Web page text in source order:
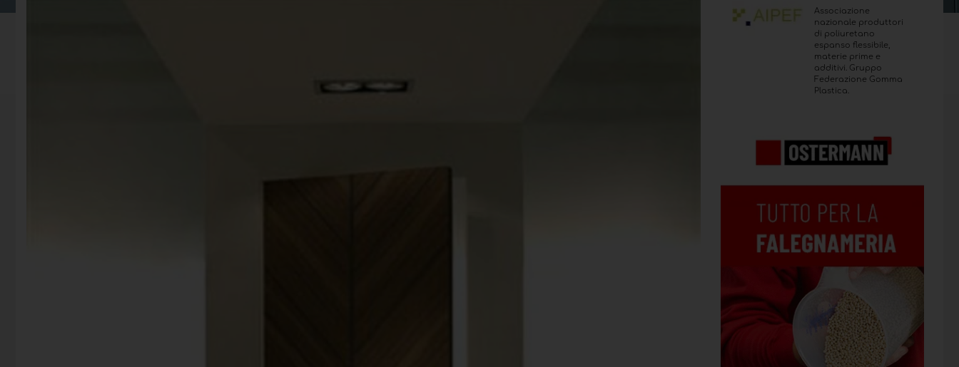
Associazione
nazionale produttori
di poliuretano
espanso flessibile,
materie prime e
additivi. Gruppo
Federazione Gomma
Plastica.